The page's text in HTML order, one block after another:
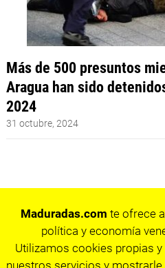
Más de 500 presuntos
Aragua han sido
2024
31 octubre, 2024
Maduradas.com te ofrece
política y economía
Utilizamos cookies propias